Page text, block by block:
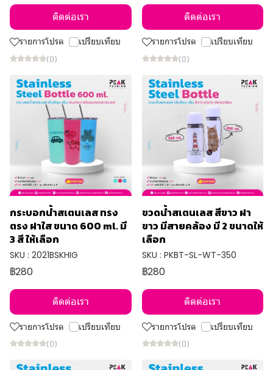
ติดต่อเรา
รายการโปรด เปรียบเทียบ
(0)
ติดต่อเรา
รายการโปรด เปรียบเทียบ
(0)
กระบอกน้ำสเตนเลส ทรง
ตรง ฝาใส ขนาด 600 ml. มี
3 สี ให้เลือก
SKU : 2021BSKHIG
฿280
ติดต่อเรา
รายการโปรด เปรียบเทียบ
(0)
ขวดน้ำสเตนเลส สีขาว ฝา
ขาว มีสายคล้อง มี 2 ขนาดให้
เลือก
SKU : PKBT-SL-WT-350
฿280
ติดต่อเรา
รายการโปรด เปรียบเทียบ
(0)